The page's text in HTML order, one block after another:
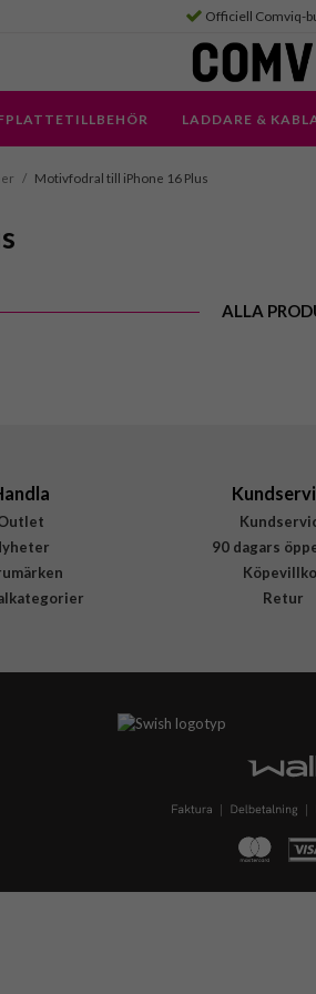
Officiell Comviq-
LADDARE &
/ Motivfodral till iPhone 16 Plus
ALLA
90 dagars
Retur